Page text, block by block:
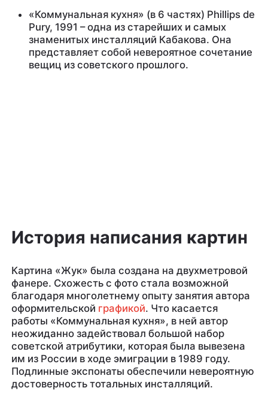
«Коммунальная кухня» (в 6 частях) Phillips de
Pury, 1991 – одна из старейших и самых
знаменитых инсталляций Кабакова. Она
представляет собой невероятное сочетание
вещиц из советского прошлого.
История написания картин
Картина «Жук» была создана на двухметровой
фанере. Схожесть с фото стала возможной
благодаря многолетнему опыту занятия автора
оформительской графикой. Что касается
работы «Коммунальная кухня», в ней автор
неожиданно задействовал большой набор
советской атрибутики, которая была вывезена
им из России в ходе эмиграции в 1989 году.
Подлинные экспонаты обеспечили невероятную
достоверность тотальных инсталляций.